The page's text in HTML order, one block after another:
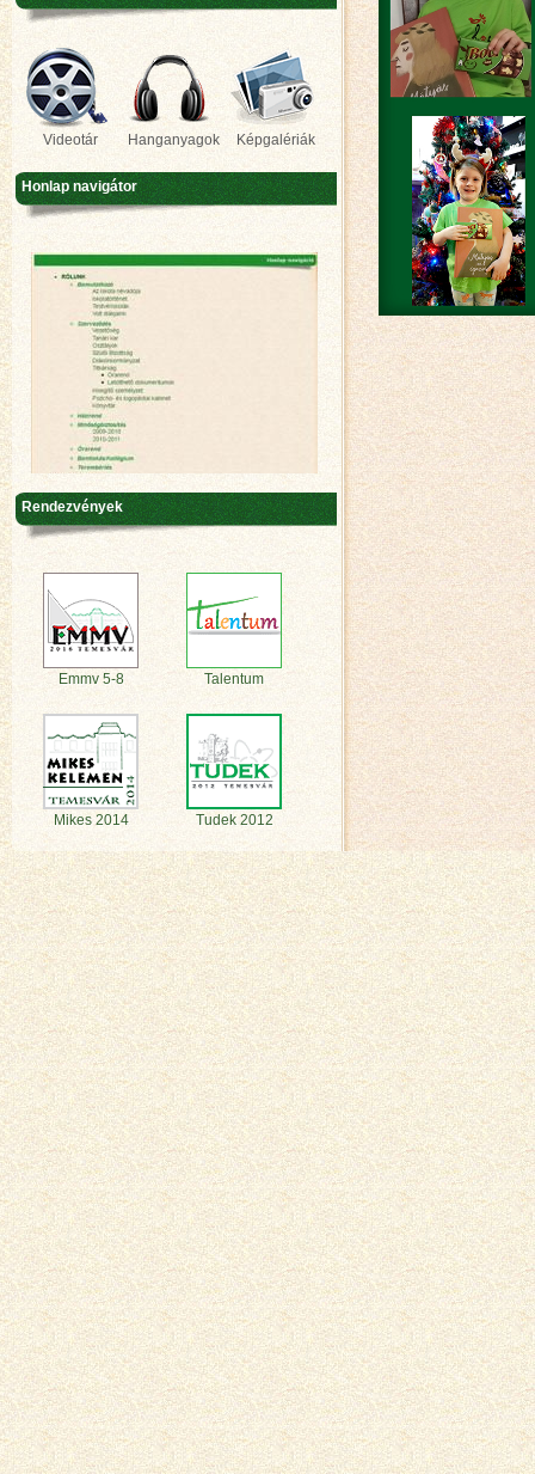
Videotár Hanganyagok Képgalériák
Honlap navigátor
Rendezvények
Emmv 5-8 Talentum
Mikes 2014 Tudek 2012